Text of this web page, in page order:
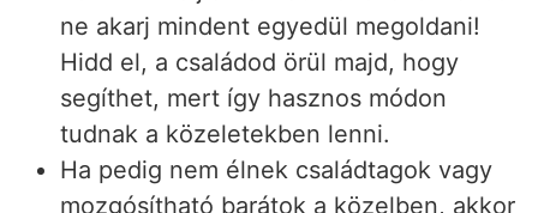
ne akarj mindent egyedül megoldani!
Hidd el, a családod örül majd, hogy
segíthet, mert így hasznos módon
tudnak a közeletekben lenni.
Ha pedig nem élnek családtagok vagy
mozgósítható barátok a közelben, akkor